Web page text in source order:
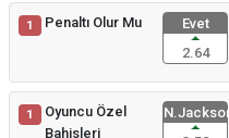
1 Penaltı Olur Mu
Evet
2.64
1
Oyuncu Özel
Bahisleri
N.Jackson